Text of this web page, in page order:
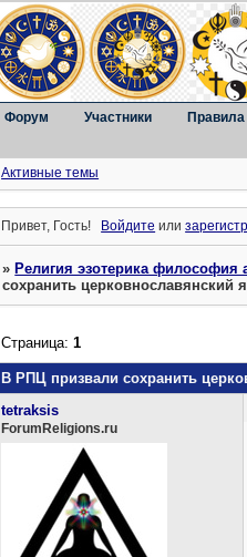
Форум Участники Правила
Активные темы
Привет, Гость! Войдите или
»Религия эзотерика
сохранить церковнославянский
В РПЦ призвали сохранить
Страница:1
tetraksis
ForumReligions.ru